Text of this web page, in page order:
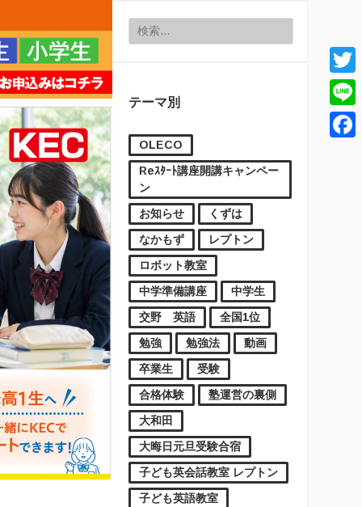
検索:
テーマ別
OLECO
Reｽﾀｰﾄ講座開講キャンペー
ン
お知らせ
くずは
なかもず
レプトン
ロボット教室
中学準備講座
中学生
交野 英語
全国1位
勉強
勉強法
動画
卒業生
受験
合格体験
塾運営の裏側
大和田
大晦日元旦受験合宿
子ども英会話教室 レプトン
子ども英語教室
Line